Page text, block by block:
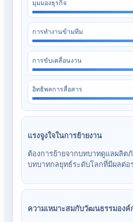
มุมมองธุรกิจ
การทำงานข้ามทีม
การขับเคลื่อนงาน
อิทธิพลการสื่อสาร
แรงจูงใจในการย้ายงาน
ต้องการย้ายจากบทบาทดูแลผลิ
บทบาทกลยุทธ์ระดับโลกที่มีผลต่อ
ความเหมาะสมกับวัฒนธรรมองค์